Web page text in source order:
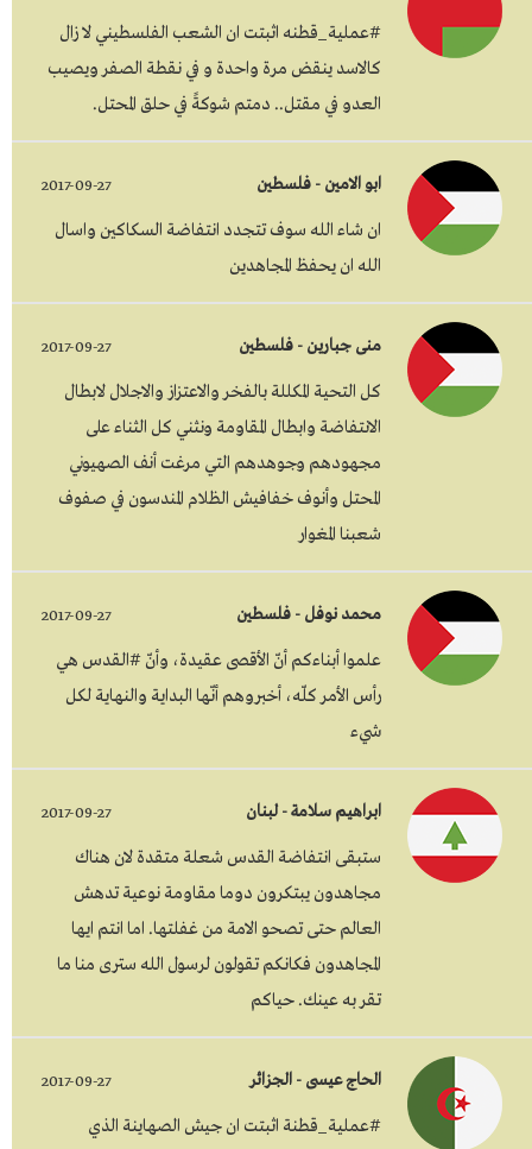
#عملية_قطنه اثبتت ان الشعب الفلسطيني لا زال
كالاسد ينقض مرة واحدة و في نقطة الصفر ويصيب
العدو في مقتل.. دمتم شوكةً في حلق المحتل.
ابو الامين - فلسطين 2017-09-27
ان شاء الله سوف تتجدد انتفاضة السكاكين واسال
الله ان يحفظ المجاهدين
منى جبارين - فلسطين 2017-09-27
كل التحية المكللة بالفخر والاعتزاز والاجلال لابطال
الانتفاضة وابطال المقاومة ونثني كل الثناء على
مجهودهم وجوهدهم التي مرغت أنف الصهيوني
المحتل وأنوف خفافيش الظلام المندسون في صفوف
شعبنا المغوار
محمد نوفل - فلسطين 2017-09-27
علموا أبناءكم أنّ الأقصى عقيدة، وأنّ #القدس هي
رأس الأمر كلّه، أخبروهم أنّها البداية والنهاية لكل
شيء
ابراهيم سلامة - لبنان 2017-09-27
ستبقى انتفاضة القدس شعلة متقدة لان هناك
مجاهدون يبتكرون دوما مقاومة نوعية تدهش
العالم حتى تصحو الامة من غفلتها. اما انتم ايها
المجاهدون فكانكم تقولون لرسول الله سترى منا ما
تقر به عينك. حياكم
الحاج عيسى - الجزائر 2017-09-27
#عملية_قطنة اثبتت ان جيش الصهاينة الذي